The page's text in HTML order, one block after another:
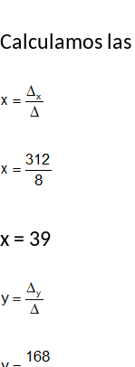
Calculamos
x = 39